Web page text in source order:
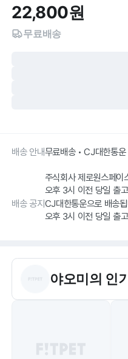
22,800원
무료배송
배송 안내무료배송 • CJ대한통
주식회사 제로원스페이
오후 3시 이전 당일 출
배송 공지CJ대한통운으로 배송
야오미의 인